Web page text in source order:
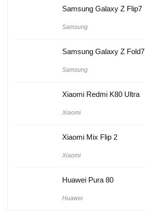
Samsung Galaxy Z Flip7
Samsung
Samsung Galaxy Z Fold7
Samsung
Xiaomi Redmi K80 Ultra
Xiaomi
Xiaomi Mix Flip 2
Xiaomi
Huawei Pura 80
Huawei